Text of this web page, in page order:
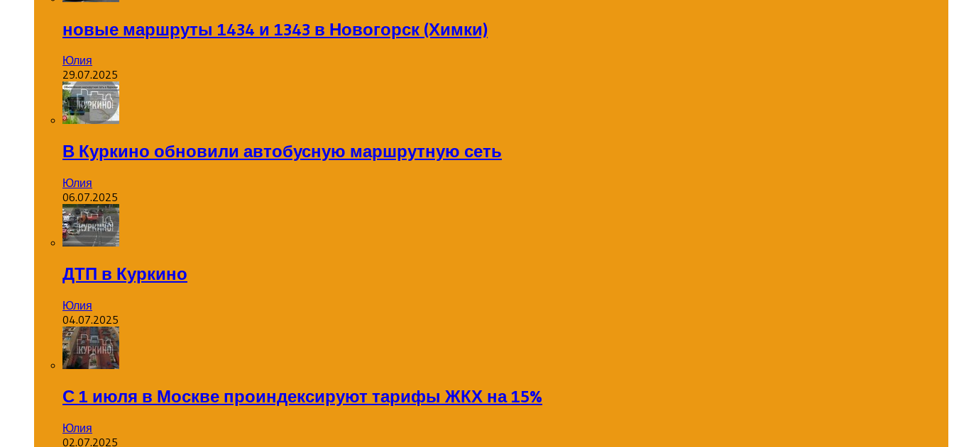
новые маршруты 1434 и 1343 в Новогорск (Химки)
Юлия
29.07.2025
В Куркино обновили автобусную маршрутную сеть
Юлия
06.07.2025
ДТП в Куркино
Юлия
04.07.2025
С 1 июля в Москве проиндексируют тарифы ЖКХ на 15%
Юлия
02.07.2025